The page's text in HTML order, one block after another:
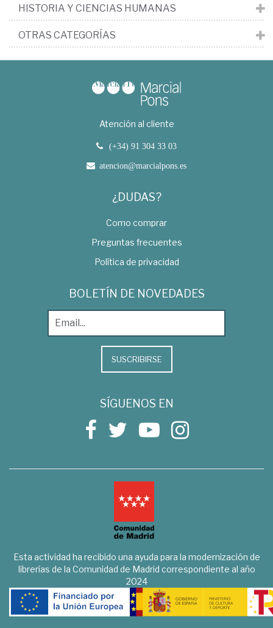
HISTORIA Y CIENCIAS HUMANAS
OTRAS CATEGORÍAS
Atención al cliente
(+34) 91 304 33 03
atencion@marcialpons.es
¿DUDAS?
Como comprar
Preguntas frecuentes
Política de privacidad
BOLETÍN DE NOVEDADES
SUSCRIBIRSE
SÍGUENOS EN
Esta actividad ha recibido una ayuda para la modernización de
librerías de la Comunidad de Madrid correspondiente al año
2024